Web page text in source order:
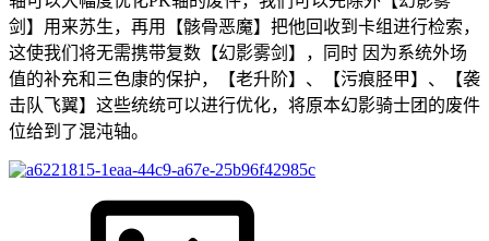
剑】用来苏生，再用【骸骨恶魔】把他回收到卡组进行检索，
这使我们将无需携带复数【幻影雾剑】，同时 因为系统外场
值的补充和三色康的保护，【老升阶】、【污痕胫甲】、【袭
击队飞翼】这些统统可以进行优化，将原本幻影骑士团的废件
位给到了混沌轴。